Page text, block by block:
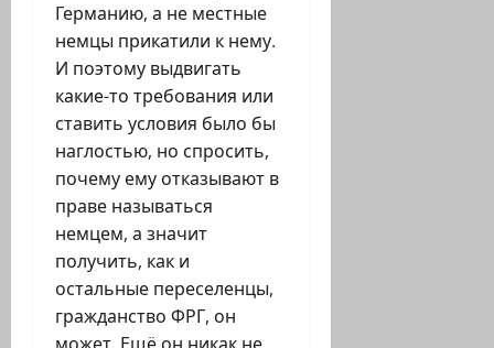
Германию, а не местные
немцы прикатили к нему.
И поэтому выдвигать
какие-то требования или
ставить условия было бы
наглостью, но спросить,
почему ему отказывают в
праве называться
немцем, а значит
получить, как и
остальные переселенцы,
гражданство ФРГ, он